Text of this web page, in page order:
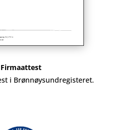
Firmaattest
i Brønnøysundregisteret.